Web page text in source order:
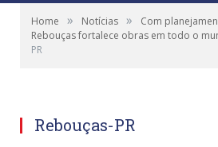
Home » Notícias »
Com
Rebouças fortalece obras em todo o
PR
Rebouças-PR